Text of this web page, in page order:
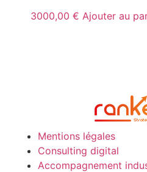
3000,00 € Ajouter au
Mentions légales
Consulting digital
Accompagnement